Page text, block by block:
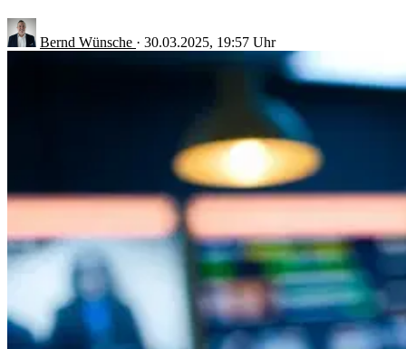
Bernd Wünsche · 30.03.2025, 19:57 Uhr